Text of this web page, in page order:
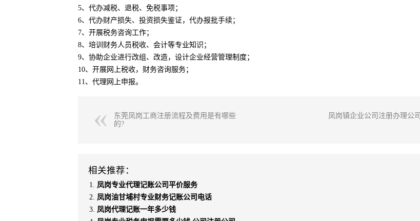
5、代办减税、退税、免税事项；
6、代办财产损失、投资损失鉴证，代办报批手续；
7、开展税务咨询工作；
8、培训财务人员税收、会计等专业知识；
9、协助企业进行改组、改造，设计企业经营管理制度；
10、开展网上税收，财务咨询服务；
11、代理网上申报。
东莞凤岗工商注册流程及费用是有哪些
的?
凤岗镇企业公司注册办理公司
相关推荐：
凤岗专业代理记账公司平价服务
凤岗油甘埔村专业财务记账公司电话
凤岗代理记账一年多少钱